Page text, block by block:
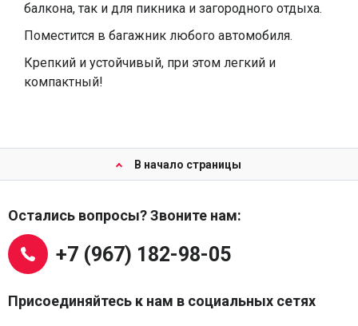
балкона, так и для пикника и загородного отдыха.
Поместится в багажник любого автомобиля.
Крепкий и устойчивый, при этом легкий и
компактный!
В начало страницы
Остались вопросы? Звоните нам:
+7 (967) 182-98-05
Присоединяйтесь к нам в социальных сетях